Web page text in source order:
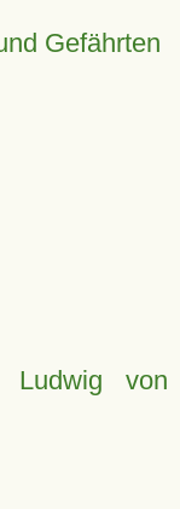
Gefährten
Ludwig von